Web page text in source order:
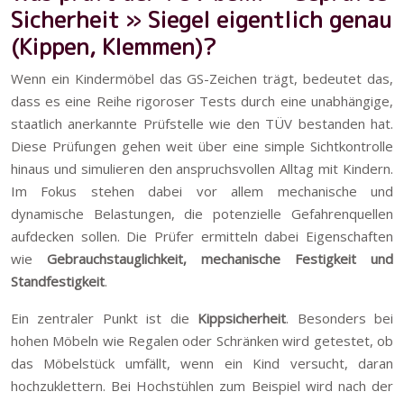
Sicherheit » Siegel eigentlich genau
(Kippen, Klemmen)?
Wenn ein Kindermöbel das GS-Zeichen trägt, bedeutet das,
dass es eine Reihe rigoroser Tests durch eine unabhängige,
staatlich anerkannte Prüfstelle wie den TÜV bestanden hat.
Diese Prüfungen gehen weit über eine simple Sichtkontrolle
hinaus und simulieren den anspruchsvollen Alltag mit Kindern.
Im Fokus stehen dabei vor allem mechanische und
dynamische Belastungen, die potenzielle Gefahrenquellen
aufdecken sollen. Die Prüfer ermitteln dabei Eigenschaften
wie Gebrauchstauglichkeit, mechanische Festigkeit und
Standfestigkeit.
Ein zentraler Punkt ist die Kippsicherheit. Besonders bei
hohen Möbeln wie Regalen oder Schränken wird getestet, ob
das Möbelstück umfällt, wenn ein Kind versucht, daran
hochzuklettern. Bei Hochstühlen zum Beispiel wird nach der